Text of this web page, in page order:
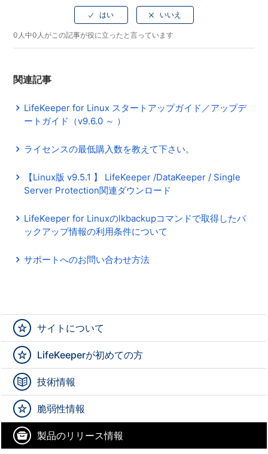
サイトについて
LifeKeeperが初めての方
技術情報
脆弱性情報
製品のリリース情報
0人中0人がこの記事が役に立ったと言っています
関連記事
LifeKeeper for Linux スタートアップガイド／アップデ
ートガイド（v9.6.0 ～ ）
ライセンスの最低購入数を教えて下さい。
【Linux版 v9.5.1 】 LifeKeeper /DataKeeper / Single
Server Protection関連ダウンロード
LifeKeeper for Linuxのlkbackupコマンドで取得したバ
ックアップ情報の利用条件について
サポートへのお問い合わせ方法